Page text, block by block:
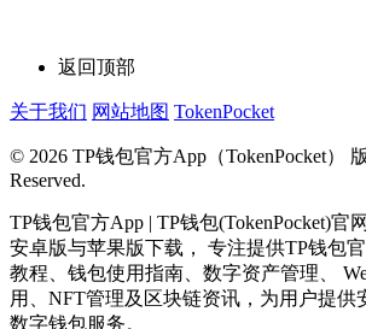
返回顶部
关于我们 网站地图 TokenPocket
© 2026 TP钱包官方App（TokenPocket）
Reserved.
TP钱包官方App | TP钱包(TokenPocket)官
安卓版与苹果版下载， 专注提供TP钱包
教程、钱包使用指南、数字资产管理、
用、NFT管理及区块链资讯，为用户提供
数字钱包服务。